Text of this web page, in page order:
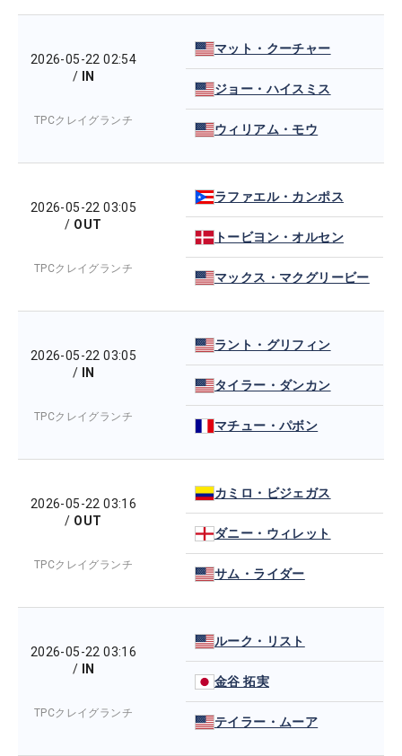
2026-05-22 02:54
/
IN
TPCクレイグランチ
マット・クーチャー
ジョー・ハイスミス
ウィリアム・モウ
2026-05-22 03:05
/ OUT
TPCクレイグランチ
ラファエル・カンポス
トービヨン・オルセン
マックス・マクグリービー
2026-05-22 03:05
/
IN
TPCクレイグランチ
ラント・グリフィン
タイラー・ダンカン
マチュー・パボン
2026-05-22 03:16
/ OUT
TPCクレイグランチ
カミロ・ビジェガス
ダニー・ウィレット
サム・ライダー
2026-05-22 03:16
/
IN
TPCクレイグランチ
ルーク・リスト
金谷 拓実
テイラー・ムーア